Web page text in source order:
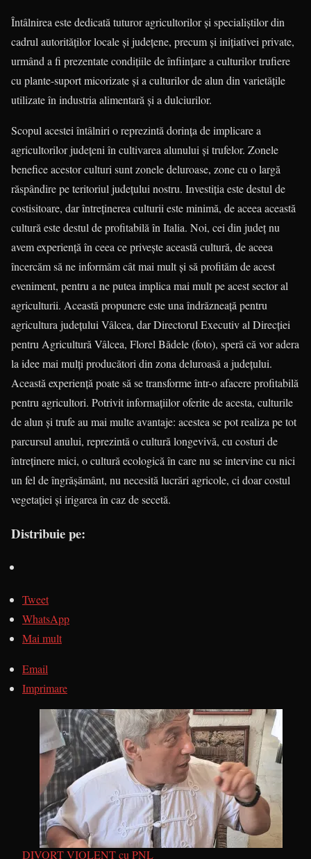
Întâlnirea este dedicată tuturor agricultorilor şi specialiştilor din
cadrul autorităţilor locale şi judeţene, precum şi iniţiativei private,
urmând a fi prezentate condiţiile de înfiinţare a culturilor trufiere
cu plante-suport micorizate şi a culturilor de alun din varietăţile
utilizate în industria alimentară şi a dulciurilor.
Scopul acestei întâlniri o reprezintă dorinţa de implicare a
agricultorilor judeţeni în cultivarea alunului şi trufelor. Zonele
benefice acestor culturi sunt zonele deluroase, zone cu o largă
răspândire pe teritoriul judeţului nostru. Investiţia este destul de
costisitoare, dar întreţinerea culturii este minimă, de aceea această
cultură este destul de profitabilă în Italia. Noi, cei din judeţ nu
avem experienţă în ceea ce priveşte această cultură, de aceea
încercăm să ne informăm cât mai mult şi să profităm de acest
eveniment, pentru a ne putea implica mai mult pe acest sector al
agriculturii. Această propunere este una îndrăzneaţă pentru
agricultura judeţului Vâlcea, dar Directorul Executiv al Direcţiei
pentru Agricultură Vâlcea, Florel Bădele (foto), speră că vor adera
la idee mai mulţi producători din zona deluroasă a judeţului.
Această experienţă poate să se transforme într-o afacere profitabilă
pentru agricultori. Potrivit informaţiilor oferite de acesta, culturile
de alun şi trufe au mai multe avantaje: acestea se pot realiza pe tot
parcursul anului, reprezintă o cultură longevivă, cu costuri de
întreţinere mici, o cultură ecologică în care nu se intervine cu nici
un fel de îngrăşământ, nu necesită lucrări agricole, ci doar costul
vegetaţiei şi irigarea în caz de secetă.
Distribuie pe:
Tweet
WhatsApp
Mai mult
Email
Imprimare
DIVORȚ VIOLENT cu PNL